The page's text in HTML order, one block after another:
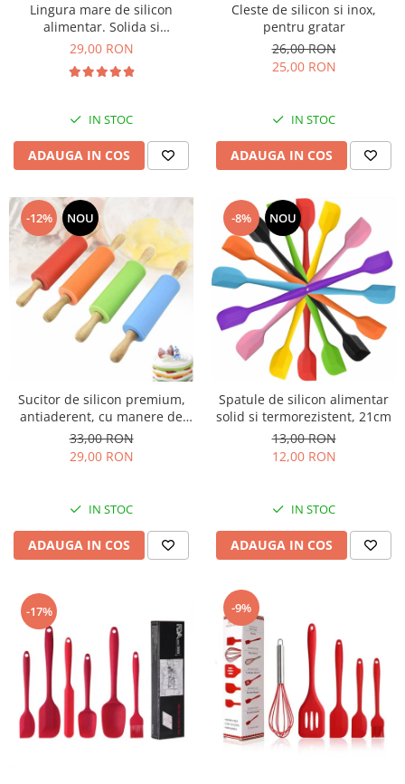
Lingura mare de silicon
alimentar. Solida si
termorezistenta
29,00 RON
IN STOC
ADAUGA IN COS
Cleste de silicon si inox,
pentru gratar
26,00 RON
25,00 RON
IN STOC
ADAUGA IN COS
-12% NOU
Sucitor de silicon premium,
antiaderent, cu manere de
lemn, 30cm
33,00 RON
29,00 RON
IN STOC
ADAUGA IN COS
-8% NOU
Spatule de silicon alimentar
solid si termorezistent, 21cm
13,00 RON
12,00 RON
IN STOC
ADAUGA IN COS
-17% -9%